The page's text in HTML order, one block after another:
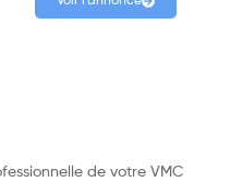
de votre VMC